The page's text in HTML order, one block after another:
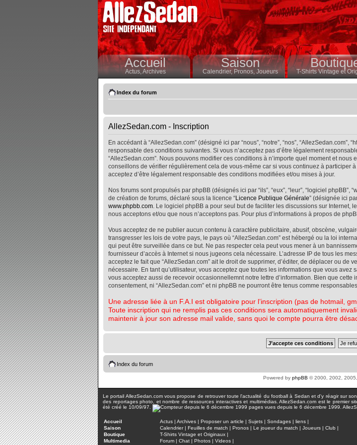
Accueil
Actus,Archives
Saison
Calendrier,Pronos, Joueurs T-Shirts Vintage et
Index du forum
AllezSedan.com - Inscription
En accédant à “AllezSedan.com” (désigné ici par “nous”, “notre”, “nos”,
responsable des conditions suivantes. Si vous n’acceptez pas d’être légalement
“AllezSedan.com”. Nous pouvons modifier ces conditions à n’importe quel moment et
conseillons de vérifier régulièrement cela de vous-même car si vous continuez à participer
acceptez d’être légalement responsable des conditions modifiées et/ou mises à jour.
Nos forums sont propulsés par phpBB (désignés ici par “ils”, “eux”, “leur”, “logiciel phpBB”,
de création de forums, déclaré sous la licence “Licence Publique Générale” (désignée ici
www.phpbb.com. Le logiciel phpBB a pour seul but de faciliter les discussions sur Internet,
nous acceptons et/ou que nous n’acceptons pas. Pour plus d’informations à propos de
Vous acceptez de ne publier aucun contenu à caractère publicitaire, abusif, obscène,
transgresser les lois de votre pays, le pays où “AllezSedan.com” est hébergé ou la loi
qui peut être surveillée dans ce but. Ne pas respecter cela peut vous mener à un
fournisseur d’accès à Internet si nous jugeons cela nécessaire. L’adresse IP de tous les
acceptez le fait que “AllezSedan.com” ait le droit de supprimer, d’éditer, de déplacer ou de
nécessaire. En tant qu’utilisateur, vous acceptez que toutes les informations que vous
vous acceptez aussi de recevoir occasionnellemnt notre lettre d’information. Bien que
consentement, ni “AllezSedan.com” et ni phpBB ne pourront être tenus comme
Une adresse liée à un F.A.I est obligatoire pour l’inscription (pas de hotmail,
Toute inscription qui ne remplis pas ces conditions sera automatiquement
maintenir à jour son adresse mail valide, sans quoi le compte pourra être
Index du forum
Powered by phpBB © 2000, 2002,
Le portail AllezSedan.com vous propose de retrouver toute l'actualité du football à Sedan et d'y réagir sur
des reportages photo, et nombre de ressources interactives et multimédias. AllezSedan.com est le
été créé le 10/09/97.
pages vues depuis le 6 décembre 1999.
Accueil Actus | Archives | Proposer un article | Sujets | Sondages | liens |
Saison
Calendrier| Feuilles de match | Pronos | Le joueur du match | Joueurs | Club |
Boutique
T-Shirts Vintage et Originaux |
Multimedia
Forum | Chat | Photos | Videos |